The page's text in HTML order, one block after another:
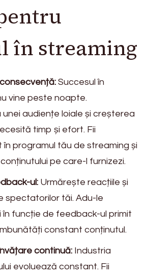
în streaming
Succesul în
vine peste noapte.
unei audiențe loiale și creșterea
timp și efort. Fii
programul tău de streaming și
pe care-l furnizezi.
ul: Urmărește reacțiile și
spectatorilor tăi. Adu-le
în funcție de feedback-ul primit
constant conținutul.
continuă: Industria
evoluează constant. Fii